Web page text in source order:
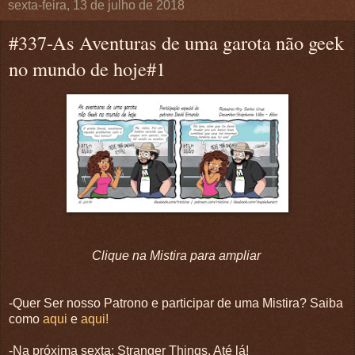
sexta-feira, 13 de julho de 2018
#337-As Aventuras de uma garota não geek
no mundo de hoje#1
Clique na Mistira para ampliar
-Quer Ser nosso Patrono e participar de uma Mistira? Saiba
como aqui e aqui!
-Na próxima sexta: Stranger Things. Até lá!